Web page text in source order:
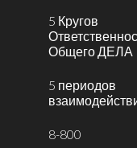
5 Кругов
Общего ДЕЛА
5 периодов
8-800